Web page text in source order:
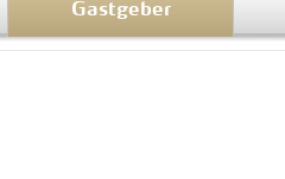
Gastgeber